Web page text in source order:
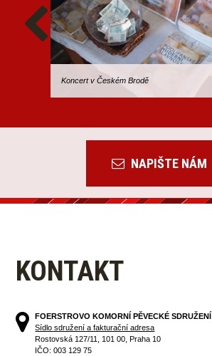
Koncert v Českém Brodě
NAPIŠTE NÁM
KONTAKT
FOERSTROVO KOMORNÍ PĚVECKÉ SDRUŽENÍ
Sídlo sdružení a fakturační adresa
Rostovská 127/11, 101 00, Praha 10
IČO: 003 129 75